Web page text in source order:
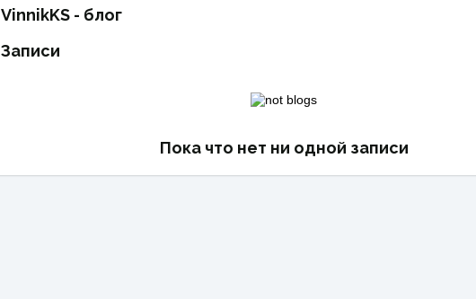
VinnikKS - блог
Записи
Пока что нет ни одной записи